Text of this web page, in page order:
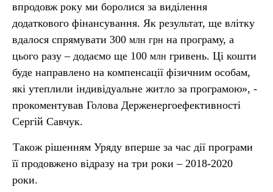
впродовж року ми боролися за виділення
додаткового фінансування. Як результат, ще влітку
вдалося спрямувати 300 млн грн на програму, а
цього разу – додаємо ще 100 млн гривень. Ці кошти
буде направлено на компенсації фізичним особам,
які утеплили індивідуальне житло за програмою», -
прокоментував Голова Держенергоефективності
Сергій Савчук.
Також рішенням Уряду вперше за час дії програми
її продовжено відразу на три роки – 2018-2020
роки.